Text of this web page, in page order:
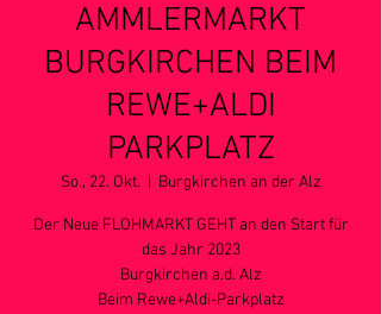
AMMLERMARKT
BURGKIRCHEN BEIM
REWE+ALDI
PARKPLATZ
So., 22. Okt. Burgkirchen an der Alz
Der Neue FLOHMARKT GEHT an den Start für
das Jahr 2023
Burgkirchen a.d. Alz
Beim Rewe+Aldi-Parkplatz